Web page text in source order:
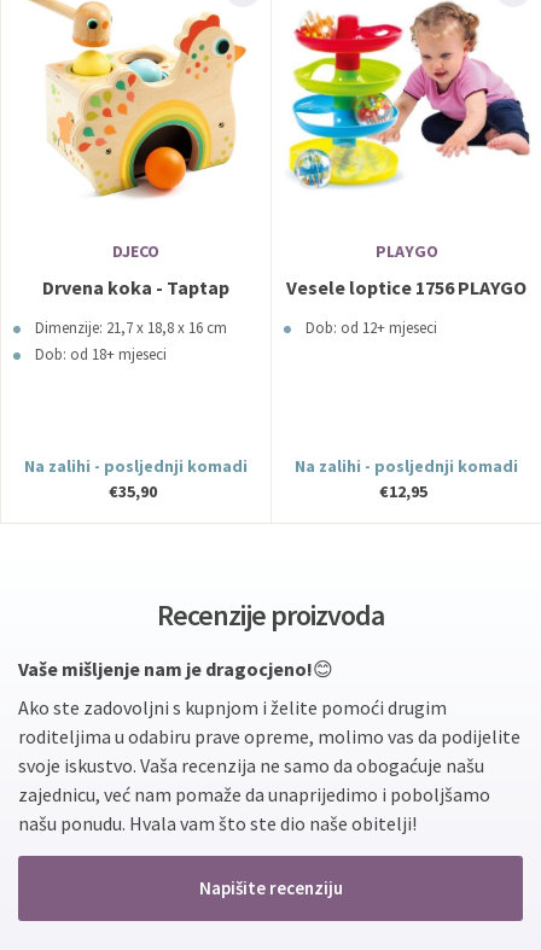
DJECO
Drvena koka - Taptap
Dimenzije: 21,7 x 18,8 x 16 cm
Dob: od 18+ mjeseci
Na zalihi - posljednji komadi
€35,90
PLAYGO
Vesele loptice 1756 PLAYGO
Dob: od 12+ mjeseci
Na zalihi - posljednji komadi
€12,95
Recenzije proizvoda
Vaše mišljenje nam je dragocjeno!😊
Ako ste zadovoljni s kupnjom i želite pomoći drugim
roditeljima u odabiru prave opreme, molimo vas da podijelite
svoje iskustvo. Vaša recenzija ne samo da obogaćuje našu
zajednicu, već nam pomaže da unaprijedimo i poboljšamo
našu ponudu. Hvala vam što ste dio naše obitelji!
Napišite recenziju